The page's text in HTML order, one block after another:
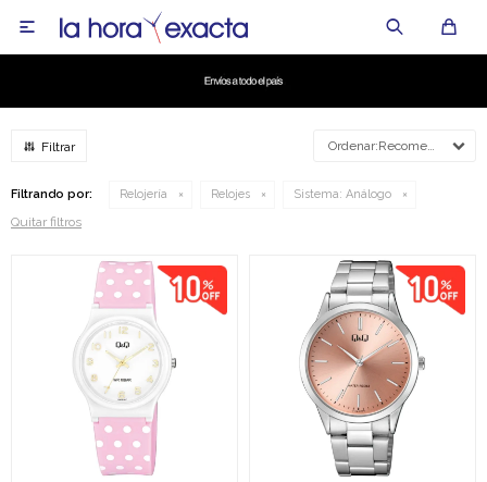

Recomendados
Filtrando por: Relojería Relojes Sistema: Análogo
Quitar filtros